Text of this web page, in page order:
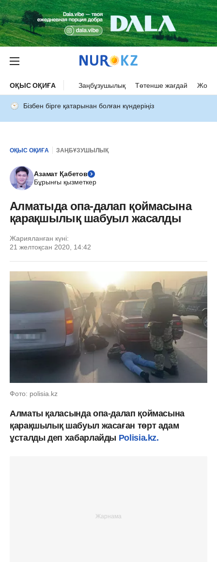
ОҚЫС ОҚИҒА Заңбұзушылық Төтенше жағдай Жол
Бізбен бірге қатарынан болған күндеріңіз
ОҚЫС ОҚИҒА ЗАҢБҰЗУШЫЛЫҚ
Азамат Қабетов
Бұрынғы қызметкер
Алматыда опа-далап қоймасына
қарақшылық шабуыл жасалды
Жарияланған күні:
21 желтоқсан 2020, 14:42
Фото: polisia.kz
Алматы қаласында опа-далап қоймасына
қарақшылық шабуыл жасаған төрт адам
ұсталды деп хабарлайды Polisia.kz.